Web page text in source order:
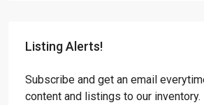
Listing Alerts!
Subscribe and get an email
content and listings to our inventory.